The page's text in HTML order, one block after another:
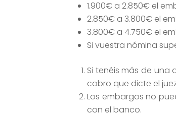
1.900€ a 2.850€ el
2.850€ a 3.800€ el
3.800€ a 4.750€ el
Si vuestra nómina
Si tenéis más de
cobro que dicte el
Los embargos no
con el banco.